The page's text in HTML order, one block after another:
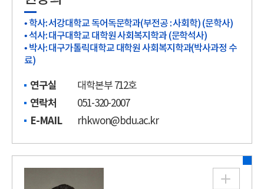
• 학사: 서강대학교 독어독문학과(부전공 : 사회학) (문학사)
• 석사: 대구대학교 대학원 사회복지학과 (문학석사)
• 박사: 대구가톨릭대학교 대학원 사회복지학과(박사과정 수
료)
연구실
대학본부 712호
연락처
051-320-2007
E-MAIL
rhkwon@bdu.ac.kr